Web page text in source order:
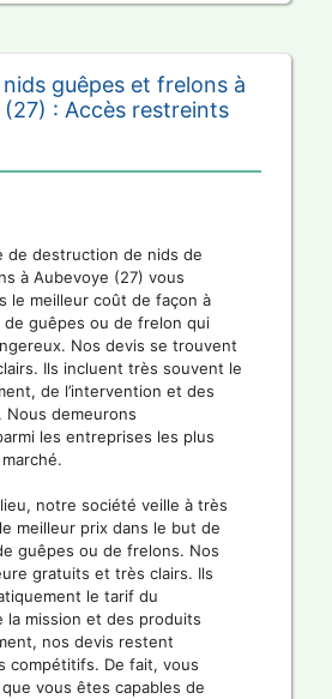
guêpes et frelons à
(27) : Accès restreints
de destruction de nids de
à Aubevoye (27) vous
le meilleur coût de façon à
guêpes ou de frelon qui
Nos devis se trouvent
Ils incluent très souvent le
de l’intervention et des
demeurons
les entreprises les plus
notre société veille à très
meilleur prix dans le but de
guêpes ou de frelons. Nos
gratuits et très clairs. Ils
le tarif du
la mission et des produits
nos devis restent
compétitifs. De fait, vous
vous êtes capables de